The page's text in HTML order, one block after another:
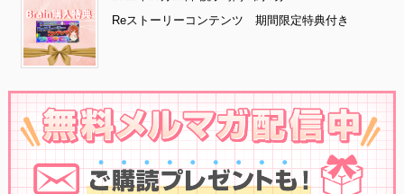
Reストーリーコンテンツ 期間限定特典付き